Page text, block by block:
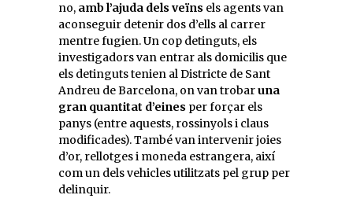
no, amb l’ajuda dels veïns els agents van
aconseguir detenir dos d’ells al carrer
mentre fugien. Un cop detinguts, els
investigadors van entrar als domicilis que
els detinguts tenien al Districte de Sant
Andreu de Barcelona, on van trobaruna
gran quantitat d’eines per forçar els
panys (entre aquests, rossinyols i claus
modificades). També van intervenir joies
d’or, rellotges i moneda estrangera, així
com un dels vehicles utilitzats pel grup per
delinquir.